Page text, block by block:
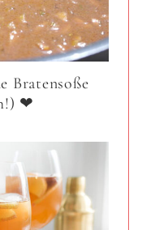
Bratensoße
❤